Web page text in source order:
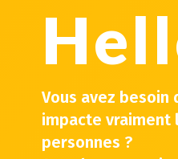
Vous avez besoin
impacte vraiment
personnes ?